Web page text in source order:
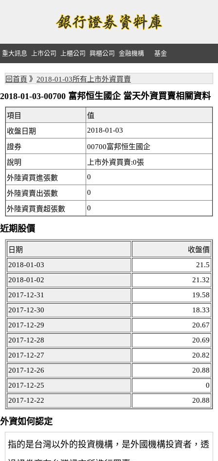
重大訊息 上市公司 上櫃公司 興櫃公司 金融機構 基金
回首頁 》 2018-01-03所有上市外資買賣
2018-01-03-00700 富邦恒生國企 當天外資買賣相關資料
項目
值
收盤日期
2018-01-03
證券
00700富邦恒生國企
說明
上市外資買賣:0張
外陸資買進張數
0
外陸資賣出張數 0
外陸資買賣超張數 0
近期股價
日期
收盤價
2018-01-03
21.5
2018-01-02
21.32
2017-12-31
19.58
2017-12-30
18.33
2017-12-29
20.67
2017-12-28
20.69
2017-12-27
20.82
2017-12-26
20.88
2017-12-25
0
2017-12-22
20.88
外資如何認定
指的是台灣以外的投資機構，是外國機構投資者，透